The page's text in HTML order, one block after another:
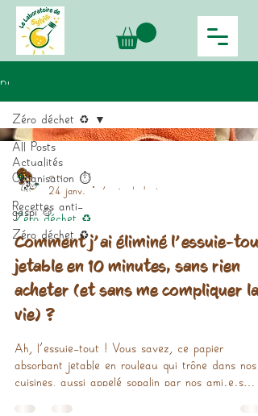
Blog
All Posts
Actualités
Organisation ⏱️
Recettes anti-
gaspi 🍲
Zéro déchet ♻️
Zéro déchet ♻️
Sylvie
24 janv. 4 min de lecture
Zéro déchet ♻️
Comment j’ai éliminé l’essuie-tout
jetable en 10 minutes, sans rien
acheter (et sans me compliquer la
vie) ?
Ah, l’essuie-tout ! Vous savez, ce papier
absorbant jetable en rouleau qui trône dans nos
cuisines, aussi appelé sopalin par nos ami·e·s
à sauver une table tachée ou une bouche